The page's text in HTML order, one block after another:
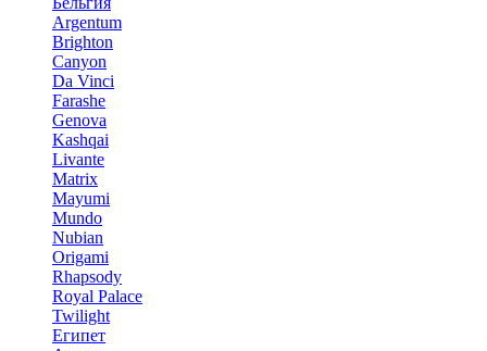
Argentum
Brighton
Canyon
Da Vinci
Farashe
Genova
Kashqai
Livante
Matrix
Mayumi
Mundo
Nubian
Origami
Rhapsody
Royal Palace
Twilight
Египет